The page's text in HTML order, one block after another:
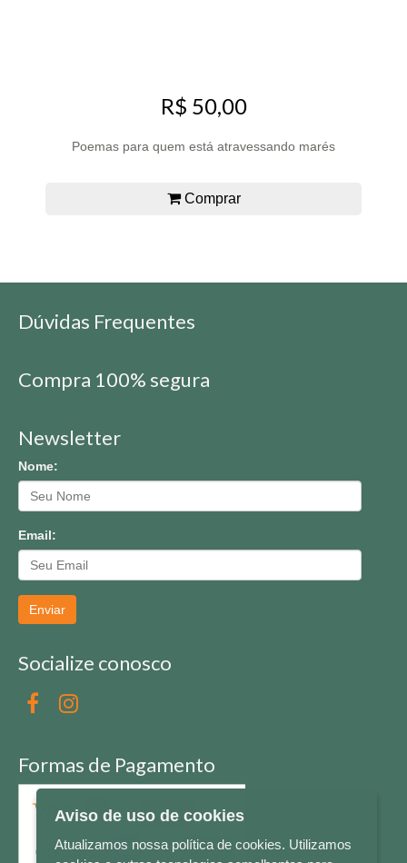
R$ 50,00
Poemas para quem está atravessando marés
Comprar
Dúvidas Frequentes
Compra 100% segura
Newsletter
Nome:
Email:
Enviar
Socialize conosco
Formas de Pagamento
Aviso de uso de cookies
Atualizamos nossa política de cookies. Utilizamos